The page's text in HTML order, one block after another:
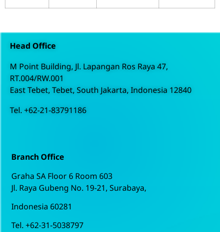
Head Office
M Point Building, Jl. Lapangan Ros Raya 47,
RT.004/RW.001
East Tebet, Tebet, South Jakarta, Indonesia 12840
Tel. +62-21-83791186
Branch Office
Graha SA Floor 6 Room 603
Jl. Raya Gubeng No. 19-21, Surabaya,
Indonesia 60281
Tel. +62-31-5038797